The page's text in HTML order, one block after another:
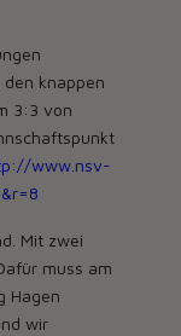
knappen
3:3 von
www.nsv-
Mit zwei
muss am
Hagen
wir